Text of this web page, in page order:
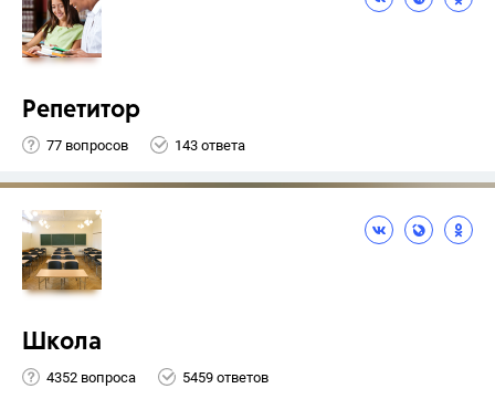
Репетитор
77 вопросов 143 ответа
Школа
4352 вопроса 5459 ответов